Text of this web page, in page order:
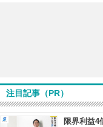
注目記事（PR）
限界利益